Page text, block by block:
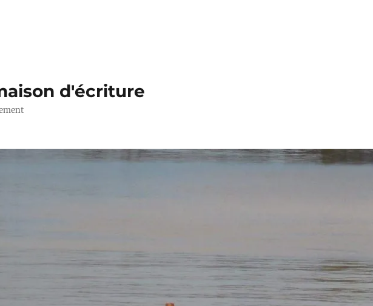
d'écriture